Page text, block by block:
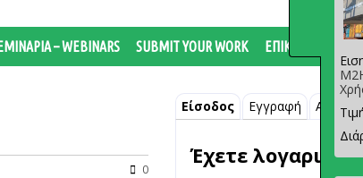
– WEBINARS SUBMIT YOUR WORK ΕΠΙΚΟΙΝΩΝΙΑ
0
Είσοδος Εγγραφή
Έχετε